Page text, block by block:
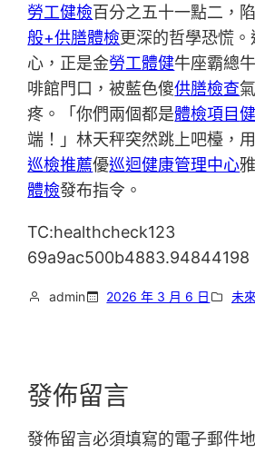
勞工健檢百分之五十一點二，陷
般+供膳體檢更深的哲學恐慌
心，正是金勞工體健牛座霸總
啡館門口，被藍色傻供膳檢查
疼。「你們兩個都是體檢項目
端！」林天秤突然跳上吧檯，
巡檢推薦優巡迴健康管理中心
體檢發布指令。
TC:healthcheck123
69a9ac500b4883.94844198
admin 2026 年 3 月 6 日 未來
發佈留言
發佈留言必須填寫的電子郵件